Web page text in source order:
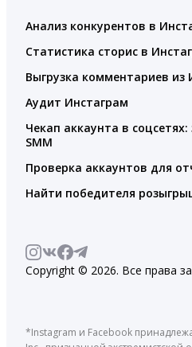
Анализ конкурентов в
Статистика сторис в
Выгрузка комментариев из
Аудит Инстаграм
Чекап аккаунта в
SMM
Проверка аккаунтов для
Найти победителя
Copyright © 2026. Все права
*Instagram и Facebook